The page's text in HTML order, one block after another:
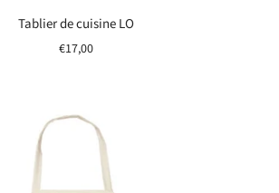
Tablier de cuisine LO
€17,00